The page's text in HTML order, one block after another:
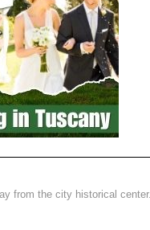
from the city historical center.